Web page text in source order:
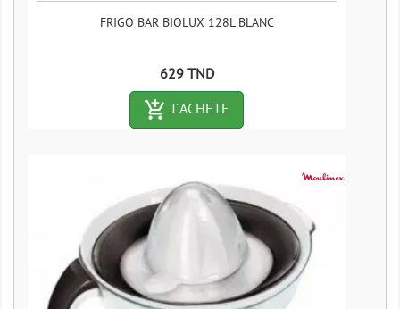
FRIGO BAR BIOLUX 128L BLANC
Prix
629 TND
add_shopping_cart-outlined
J´ACHETE